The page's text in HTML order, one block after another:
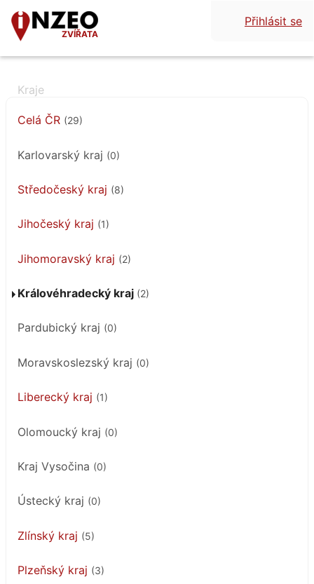
ZVÍŘATA
Přihlásit se
Celá ČR (29)
Karlovarský kraj (0)
Středočeský kraj (8)
Jihočeský kraj (1)
Jihomoravský kraj (2)
Královéhradecký kraj (2)
Pardubický kraj (0)
Moravskoslezský kraj (0)
Liberecký kraj (1)
Olomoucký kraj (0)
Kraj Vysočina (0)
Ústecký kraj (0)
Zlínský kraj (5)
Plzeňský kraj (3)